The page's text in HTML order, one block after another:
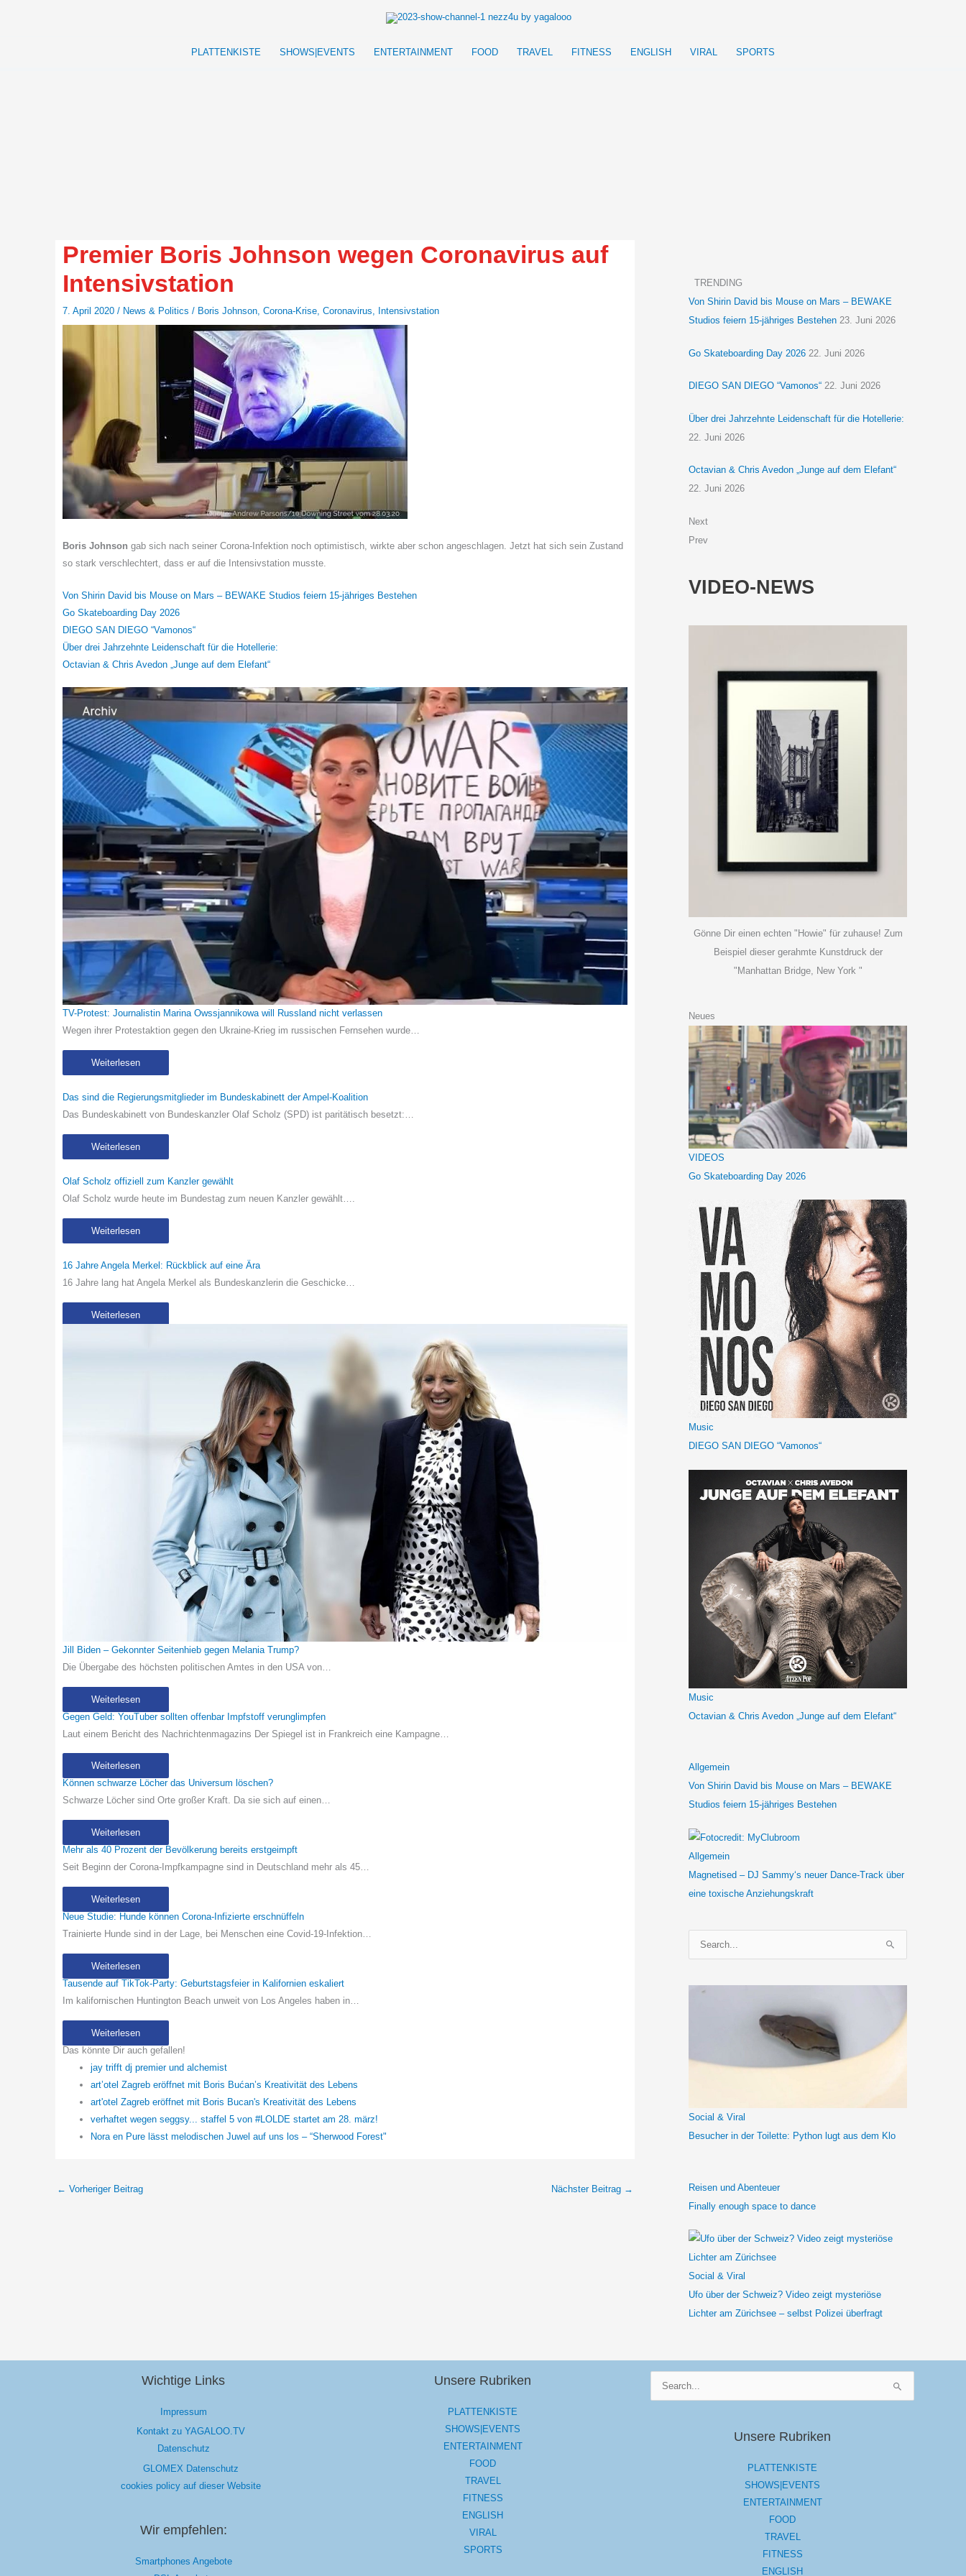
PLATTENKISTE
SHOWS|EVENTS ENTERTAINMENT FOOD TRAVEL FITNESS ENGLISH VIRAL SPORTS
Premier Boris Johnson wegen Coronavirus auf
Intensivstation
7. April 2020 / News & Politics / Boris Johnson, Corona-Krise, Coronavirus, Intensivstation
Boris Johnson gab sich nach seiner Corona-Infektion noch optimistisch, wirkte aber schon angeschlagen. Jetzt hat sich sein Zustand
so stark verschlechtert, dass er auf die Intensivstation musste.
Von Shirin David bis Mouse on Mars – BEWAKE Studios feiern 15-jähriges Bestehen
Go Skateboarding Day 2026
DIEGO SAN DIEGO “Vamonos“
Über drei Jahrzehnte Leidenschaft für die Hotellerie:
Octavian & Chris Avedon „Junge auf dem Elefant“
TV-Protest: Journalistin Marina Owssjannikowa will Russland nicht verlassen
Wegen ihrer Protestaktion gegen den Ukraine-Krieg im russischen Fernsehen wurde…
Weiterlesen
Das sind die Regierungsmitglieder im Bundeskabinett der Ampel-Koalition
Das Bundeskabinett von Bundeskanzler Olaf Scholz (SPD) ist paritätisch besetzt:…
Weiterlesen
Olaf Scholz offiziell zum Kanzler gewählt
Olaf Scholz wurde heute im Bundestag zum neuen Kanzler gewählt….
Weiterlesen
16 Jahre Angela Merkel: Rückblick auf eine Ära
16 Jahre lang hat Angela Merkel als Bundeskanzlerin die Geschicke…
Weiterlesen
Jill Biden – Gekonnter Seitenhieb gegen Melania Trump?
Die Übergabe des höchsten politischen Amtes in den USA von…
Weiterlesen
Gegen Geld: YouTuber sollten offenbar Impfstoff verunglimpfen
Laut einem Bericht des Nachrichtenmagazins Der Spiegel ist in Frankreich eine Kampagne…
Weiterlesen
Können schwarze Löcher das Universum löschen?
Schwarze Löcher sind Orte großer Kraft. Da sie sich auf einen…
Weiterlesen
Mehr als 40 Prozent der Bevölkerung bereits erstgeimpft
Seit Beginn der Corona-Impfkampagne sind in Deutschland mehr als 45…
Weiterlesen
Neue Studie: Hunde können Corona-Infizierte erschnüffeln
Trainierte Hunde sind in der Lage, bei Menschen eine Covid-19-Infektion…
Weiterlesen
Tausende auf TikTok-Party: Geburtstagsfeier in Kalifornien eskaliert
Im kalifornischen Huntington Beach unweit von Los Angeles haben in…
Weiterlesen
Das könnte Dir auch gefallen!
jay trifft dj premier und alchemist
art’otel Zagreb eröffnet mit Boris Bućan’s Kreativität des Lebens
art'otel Zagreb eröffnet mit Boris Bucan's Kreativität des Lebens
verhaftet wegen seggsy... staffel 5 von #LOLDE startet am 28. märz!
Nora en Pure lässt melodischen Juwel auf uns los – “Sherwood Forest"
← Vorheriger Beitrag Nächster Beitrag →
TRENDING
Von Shirin David bis Mouse on Mars – BEWAKE
Studios feiern 15-jähriges Bestehen 23. Juni 2026
Go Skateboarding Day 2026 22. Juni 2026
DIEGO SAN DIEGO “Vamonos“ 22. Juni 2026
Über drei Jahrzehnte Leidenschaft für die Hotellerie:
22. Juni 2026
Octavian & Chris Avedon „Junge auf dem Elefant“
22. Juni 2026
Next
Prev
VIDEO-NEWS
Gönne Dir einen echten "Howie" für zuhause! Zum
Beispiel dieser gerahmte Kunstdruck der
"Manhattan Bridge, New York "
Neues
VIDEOS
Go Skateboarding Day 2026
Music
DIEGO SAN DIEGO “Vamonos“
Music
Octavian & Chris Avedon „Junge auf dem Elefant“
Allgemein
Von Shirin David bis Mouse on Mars – BEWAKE
Studios feiern 15-jähriges Bestehen
Allgemein
Magnetised – DJ Sammy‘s neuer Dance-Track über
eine toxische Anziehungskraft
u
h
Social & Viral
Besucher in der Toilette: Python lugt aus dem Klo
Reisen und Abenteuer
Finally enough space to dance
Social & Viral
Ufo über der Schweiz? Video zeigt mysteriöse
Lichter am Zürichsee – selbst Polizei überfragt
Wichtige Links
Impressum
Kontakt zu YAGALOO.TV
Datenschutz
GLOMEX Datenschutz
cookies policy auf dieser Website
Wir empfehlen:
Smartphones Angebote
Unsere Rubriken
PLATTENKISTE
SHOWS|EVENTS
ENTERTAINMENT
FOOD
TRAVEL
FITNESS
ENGLISH
VIRAL
SPORTS
Unsere Rubriken
PLATTENKISTE
SHOWS|EVENTS
ENTERTAINMENT
FOOD
TRAVEL
FITNESS
ENGLISH